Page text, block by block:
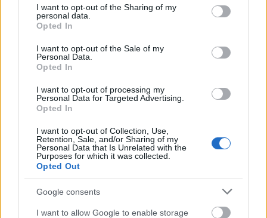
not limited to your visit or usage behaviour. You may click to
grant or deny consent to Google and its third-party tags to
use your data for below specified purposes in below Google
consent section.
I want to opt-out of the Sharing of my
personal data.
Opted In
I want to opt-out of the Sale of my
Personal Data.
Opted In
I want to opt-out of processing my
Personal Data for Targeted Advertising.
Opted In
I want to opt-out of Collection, Use,
Retention, Sale, and/or Sharing of my
Personal Data that Is Unrelated with the
Purposes for which it was collected.
Opted Out
Google consents
I want to allow Google to enable storage
Országos hírek
MEGÉRKEZETT AZ ESŐ A DUNA VÍZGYŰJTŐJÉRE
Országos hírek
Ferenc Egyetem
Kiemelt fontosságú a Gál Ferenc Egyetem számára a jövőbe
mutató szakmai felkészültség átadása, a folyamatos szakmai
fejlődés támogatása.
Országos hírek
A lakosságra is fontos szerep hárul a
szúnyoginvázió elkerülésében